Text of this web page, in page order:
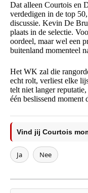
Dat alleen Courtois en
verdedigen in de top
discussie. Kevin De
plaats in de selectie.
oordeel, maar wel een
buitenland momenteel
Het WK zal die
echt rolt, verliest elke
telt niet langer
één beslissend moment
Vind jij Courtois
Ja Nee